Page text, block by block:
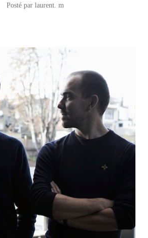
Posté par laurent. m